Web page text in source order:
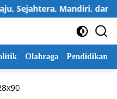
Mandiri, dan
Olahraga Pendidikan